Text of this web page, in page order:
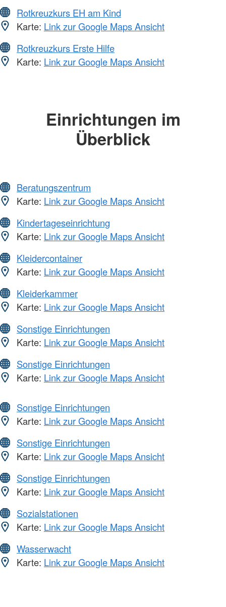
Rotkreuzkurs EH am Kind
Karte: Link zur Google Maps Ansicht
Rotkreuzkurs Erste Hilfe
Karte: Link zur Google Maps Ansicht
Einrichtungen im
Überblick
Beratungszentrum
Karte: Link zur Google Maps Ansicht
Kindertageseinrichtung
Karte: Link zur Google Maps Ansicht
Kleidercontainer
Karte: Link zur Google Maps Ansicht
Kleiderkammer
Karte: Link zur Google Maps Ansicht
Sonstige Einrichtungen
Karte: Link zur Google Maps Ansicht
Sonstige Einrichtungen
Karte: Link zur Google Maps Ansicht
Sonstige Einrichtungen
Karte: Link zur Google Maps Ansicht
Sonstige Einrichtungen
Karte: Link zur Google Maps Ansicht
Sonstige Einrichtungen
Karte: Link zur Google Maps Ansicht
Sozialstationen
Karte: Link zur Google Maps Ansicht
Wasserwacht
Karte: Link zur Google Maps Ansicht